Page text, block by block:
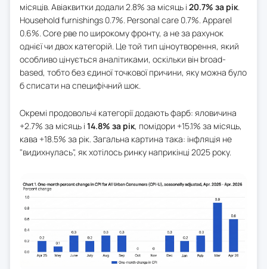
місяців. Авіаквитки додали 2.8% за місяць і 20.7% за рік.
Household furnishings 0.7%. Personal care 0.7%. Apparel
0.6%. Core рве по широкому фронту, а не за рахунок
однієї чи двох категорій. Це той тип ціноутворення, який
особливо цінується аналітиками, оскільки він broad-
based, тобто без єдиної точкової причини, яку можна було
б списати на специфічний шок.
Окремі продовольчі категорії додають фарб: яловичина
+2.7% за місяць і 14.8% за рік, помідори +15.1% за місяць,
кава +18.5% за рік. Загальна картина така: інфляція не
"видихнулась", як хотілось ринку наприкінці 2025 року.